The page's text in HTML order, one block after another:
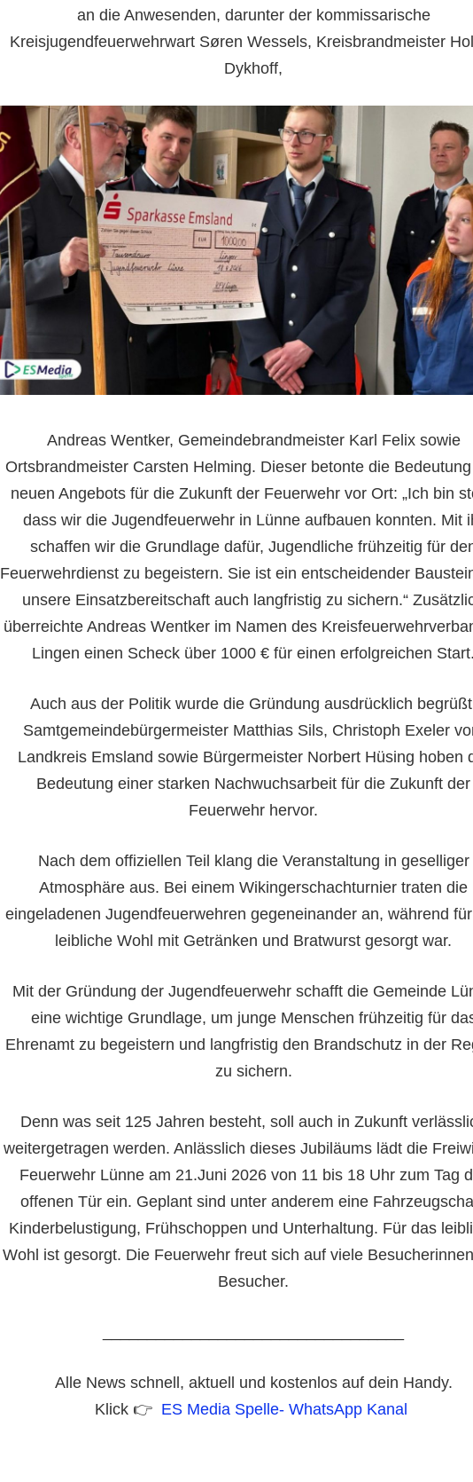
an die Anwesenden, darunter der kommissarische
Kreisjugendfeuerwehrwart Søren Wessels, Kreisbrandmeister
Dykhoff,
Andreas Wentker, Gemeindebrandmeister Karl Felix sowie
Ortsbrandmeister Carsten Helming. Dieser betonte die
neuen Angebots für die Zukunft der Feuerwehr vor Ort: „Ich bin
dass wir die Jugendfeuerwehr in Lünne aufbauen konnten. Mit
schaffen wir die Grundlage dafür, Jugendliche frühzeitig für
Feuerwehrdienst zu begeistern. Sie ist ein entscheidender
unsere Einsatzbereitschaft auch langfristig zu sichern.“
überreichte Andreas Wentker im Namen des
Lingen einen Scheck über 1000 € für einen erfolgreichen Start.
Auch aus der Politik wurde die Gründung ausdrücklich
Samtgemeindebürgermeister Matthias Sils, Christoph Exeler
Landkreis Emsland sowie Bürgermeister Norbert Hüsing hoben
Bedeutung einer starken Nachwuchsarbeit für die Zukunft der
Feuerwehr hervor.
Nach dem offiziellen Teil klang die Veranstaltung in geselliger
Atmosphäre aus. Bei einem Wikingerschachturnier traten die
eingeladenen Jugendfeuerwehren gegeneinander an, während
leibliche Wohl mit Getränken und Bratwurst gesorgt war.
Mit der Gründung der Jugendfeuerwehr schafft die Gemeinde
eine wichtige Grundlage, um junge Menschen frühzeitig für
Ehrenamt zu begeistern und langfristig den Brandschutz in der
zu sichern.
Denn was seit 125 Jahren besteht, soll auch in Zukunft
weitergetragen werden. Anlässlich dieses Jubiläums lädt die
Feuerwehr Lünne am 21.Juni 2026 von 11 bis 18 Uhr zum Tag
offenen Tür ein. Geplant sind unter anderem eine
Kinderbelustigung, Frühschoppen und Unterhaltung. Für das
Wohl ist gesorgt. Die Feuerwehr freut sich auf viele
Besucher.
Alle News schnell, aktuell und kostenlos auf dein Handy.
Klick 👉 ES Media Spelle- WhatsApp Kanal